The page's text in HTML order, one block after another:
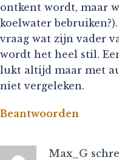
ontkent wordt, maar
koelwater
vraag wat zijn vader
wordt het heel stil.
lukt altijd maar met
niet vergeleken.
Beantwoorden
Max_G